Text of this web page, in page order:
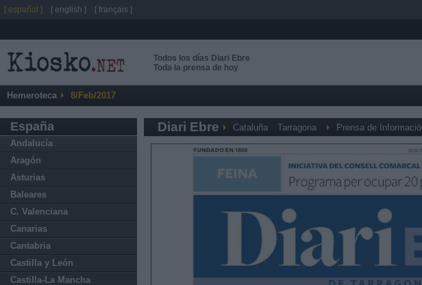
Todos los días Diari Ebre
Toda la prensa de hoy
Hemeroteca 8/Feb/2017
España
Andalucía
Aragón
Asturias
Baleares
C. Valenciana
Canarias
Cantabria
Castilla y León
Castilla-La Mancha
Diari Ebre Cataluña Tarragona Prensa de
[ español ] [ english ] [ français ]